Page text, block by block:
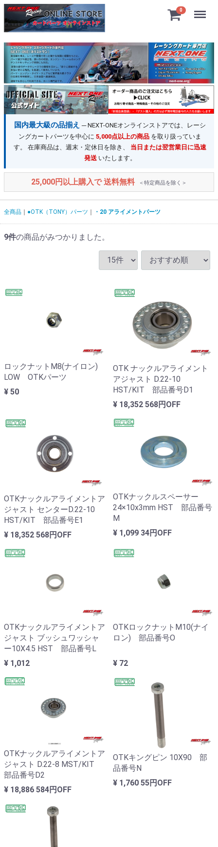
0
国内最大級の品揃え ─ NEXT-ONEオンラインストアでは、レーシ
ングカートパーツを中心に 5,000点以上の商品 を取り扱っていま
す。 在庫商品は、週末・定休日を除き、 当日または翌営業日に迅速
発送いたします。
25,000円以上購入で 送料無料 ＜特定商品を除く＞
Menu
全商品 ●OTK（TONY）パーツ ・20 アライメントパーツ
9件の商品がみつかりました。
ロックナットM8(ナイロン)
LOW OTKパーツ
¥ 50
OTK ナックルアライメント
アジャスト D.22-10
HST/KIT 部品番号D1
¥ 18,352 568円OFF
OTKナックルアライメントア
ジャスト センターD.22-10
HST/KIT 部品番号E1
¥ 18,352 568円OFF
OTKナックルスペーサー
24×10x3mm HST 部品番号
M
¥ 1,099 34円OFF
OTKナックルアライメントア
ジャスト ブッシュワッシャ
ー10X4.5 HST 部品番号L
¥ 1,012
OTKロックナットM10(ナイ
ロン) 部品番号O
¥ 72
OTKナックルアライメントア
ジャスト D.22-8 MST/KIT
部品番号D2
¥ 18,886 584円OFF
OTKキングピン 10X90 部
品番号N
¥ 1,760 55円OFF